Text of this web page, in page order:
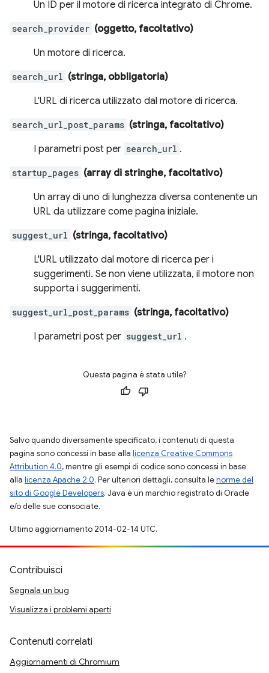
Un ID per il motore di ricerca integrato di Chrome.
search_provider (oggetto, facoltativo)
Un motore di ricerca.
search_url (stringa, obbligatoria)
L'URL di ricerca utilizzato dal motore di ricerca.
search_url_post_params (stringa, facoltativo)
I parametri post per search_url .
startup_pages (array di stringhe, facoltativo)
Un array di uno di lunghezza diversa contenente un
URL da utilizzare come pagina iniziale.
suggest_url (stringa, facoltativo)
L'URL utilizzato dal motore di ricerca per i
suggerimenti. Se non viene utilizzata, il motore non
supporta i suggerimenti.
suggest_url_post_params (stringa, facoltativo)
I parametri post per suggest_url .
Questa pagina è stata utile?
Salvo quando diversamente specificato, i contenuti di questa
pagina sono concessi in base alla licenza Creative Commons
Attribution 4.0, mentre gli esempi di codice sono concessi in base
alla licenza Apache 2.0. Per ulteriori dettagli, consulta lenorme del
sito di Google Developers. Java è un marchio registrato di Oracle
e/o delle sue consociate.
Ultimo aggiornamento 2014-02-14 UTC.
Contribuisci
Segnala un bug
Visualizza i problemi aperti
Contenuti correlati
Aggiornamenti di Chromium